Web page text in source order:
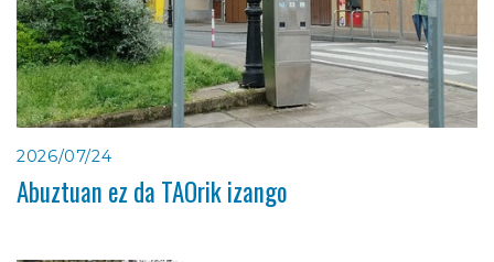
2026/07/24
Abuztuan ez da TAOrik izango